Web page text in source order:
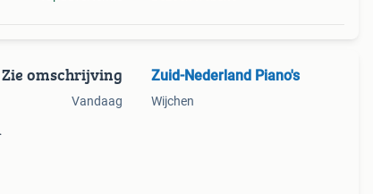
Zie omschrijving
Vandaag
Zuid-Nederland Piano's
Wijchen